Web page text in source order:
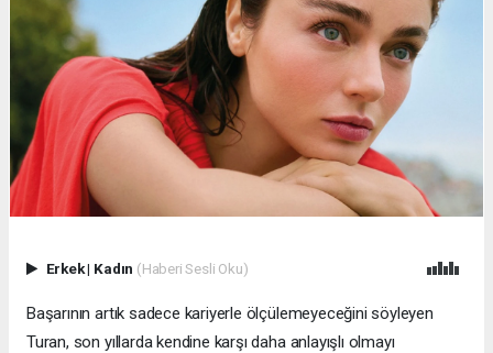
Erkek| Kadın (Haberi Sesli Oku)
Başarının artık sadece kariyerle ölçülemeyeceğini söyleyen
Turan, son yıllarda kendine karşı daha anlayışlı olmayı